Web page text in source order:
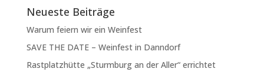
Neueste Beiträge
Warum feiern wir ein Weinfest
SAVE THE DATE – Weinfest in Danndorf
Rastplatzhütte „Sturmburg an der Aller“ errichtet